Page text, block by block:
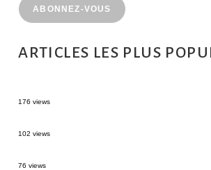
ABONNEZ-VOUS
ARTICLES LES PLUS
176 views
102 views
76 views